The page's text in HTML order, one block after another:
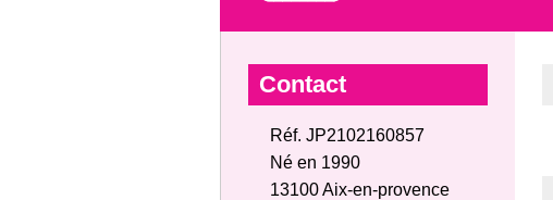
Contact
Réf. JP2102160857
Né en 1990
13100 Aix-en-provence